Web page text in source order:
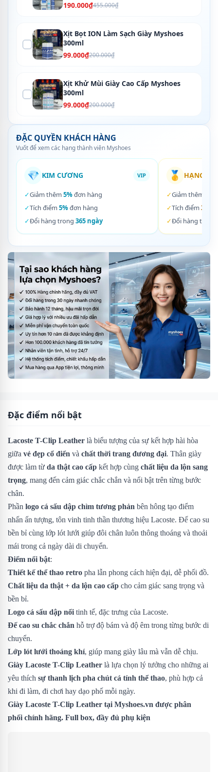
190.000₫455.000₫
Xịt Bọt ION Làm Sạch Giày Myshoes
300ml
99.000₫200.000₫
Xịt Khử Mùi Giày Cao Cấp Myshoes
300ml
99.000₫200.000₫
ĐẶC QUYỀN KHÁCH HÀNG
Vuốt để xem các hạng thành viên Myshoes
💎 KIM CƯƠNG VIP
✓Giảm thêm 5%đơn hàng
✓Tích điểm 5%đơn hàng
✓Đổi hàng trong 365 ngày
🥇 HẠNG
✓Giảm thêm
✓Tích điểm 3%
✓Đổi hàng trong
Đặc điểm nổi bật
Lacoste T-Clip Leather là biểu tượng của sự kết hợp hài hòa
giữa vẻ đẹp cổ điển và chất thời trang đương đại. Thân giày
được làm từ da thật cao cấp kết hợp cùng chất liệu da lộn sang
trọng, mang đến cảm giác chắc chắn và nổi bật trên từng bước
chân.
Phần logo cá sấu dập chìm tương phản bên hông tạo điểm
nhấn ấn tượng, tôn vinh tinh thần thương hiệu Lacoste. Đế cao su
bền bỉ cùng lớp lót lưới giúp đôi chân luôn thông thoáng và thoải
mái trong cả ngày dài di chuyển.
Điểm nổi bật:
Thiết kế thể thao retro pha lẫn phong cách hiện đại, dễ phối đồ.
Chất liệu da thật + da lộn cao cấp cho cảm giác sang trọng và
bền bỉ.
Logo cá sấu dập nổi tinh tế, đặc trưng của Lacoste.
Đế cao su chắc chắn hỗ trợ độ bám và độ êm trong từng bước di
chuyển.
Lớp lót lưới thoáng khí, giúp mang giày lâu mà vẫn dễ chịu.
Giày Lacoste T-Clip Leather là lựa chọn lý tưởng cho những ai
yêu thích sự thanh lịch pha chút cá tính thể thao, phù hợp cả
khi đi làm, đi chơi hay dạo phố mỗi ngày.
Giày Lacoste T-Clip Leather tại Myshoes.vn được phân
phối chính hãng. Full box, đầy đủ phụ kiện